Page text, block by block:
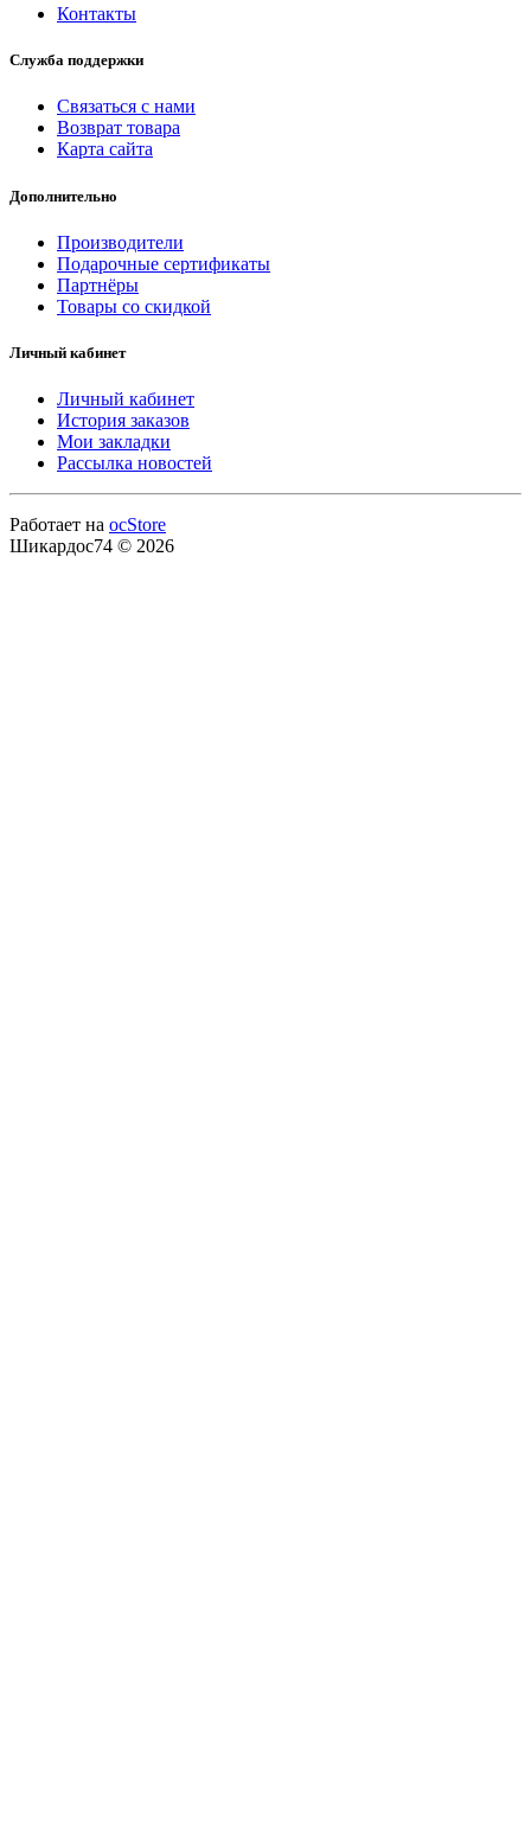
Контакты
Служба поддержки
Связаться с нами
Возврат товара
Карта сайта
Дополнительно
Производители
Подарочные сертификаты
Партнёры
Товары со скидкой
Личный кабинет
Личный кабинет
История заказов
Мои закладки
Рассылка новостей
Работает на ocStore
Шикардос74 © 2026